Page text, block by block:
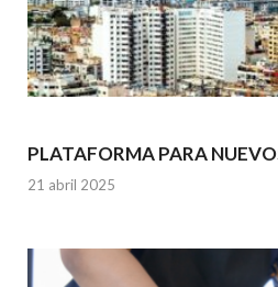
PLATAFORMA PARA
21 abril 2025